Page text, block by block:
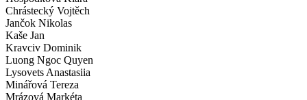
Chrástecký Vojtěch
Jančok Nikolas
Kaše Jan
Kravciv Dominik
Luong Ngoc Quyen
Lysovets Anastasiia
Minářová Tereza
Mrázová Markéta